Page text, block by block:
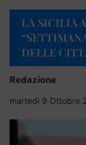
LA SICILIA
DELLE
Redazione
martedì 9 Ottobre